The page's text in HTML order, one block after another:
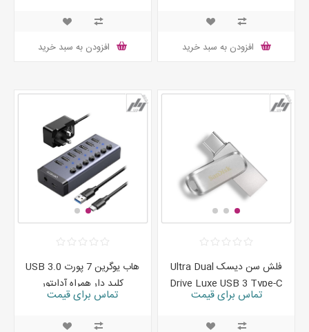
افزودن به سبد خرید افزودن به سبد خرید
فلش سن دیسک Ultra Dual
Drive Luxe USB 3 Type-C
ظرفیت 64،128 گیگابایت
تماس برای قیمت
هاب یوگرین 7 پورت USB 3.0
کلید دار همراه آداپتور
تماس برای قیمت